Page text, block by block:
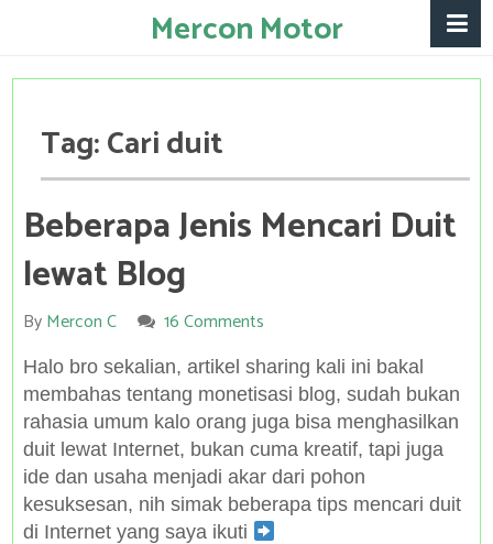
Mercon Motor
Tag:Cari duit
Beberapa Jenis Mencari Duit
lewat Blog
ByMercon C 16 Comments
Halo bro sekalian, artikel sharing kali ini bakal
membahas tentang monetisasi blog, sudah bukan
rahasia umum kalo orang juga bisa menghasilkan
duit lewat Internet, bukan cuma kreatif, tapi juga
ide dan usaha menjadi akar dari pohon
kesuksesan, nih simak beberapa tips mencari duit
di Internet yang saya ikuti